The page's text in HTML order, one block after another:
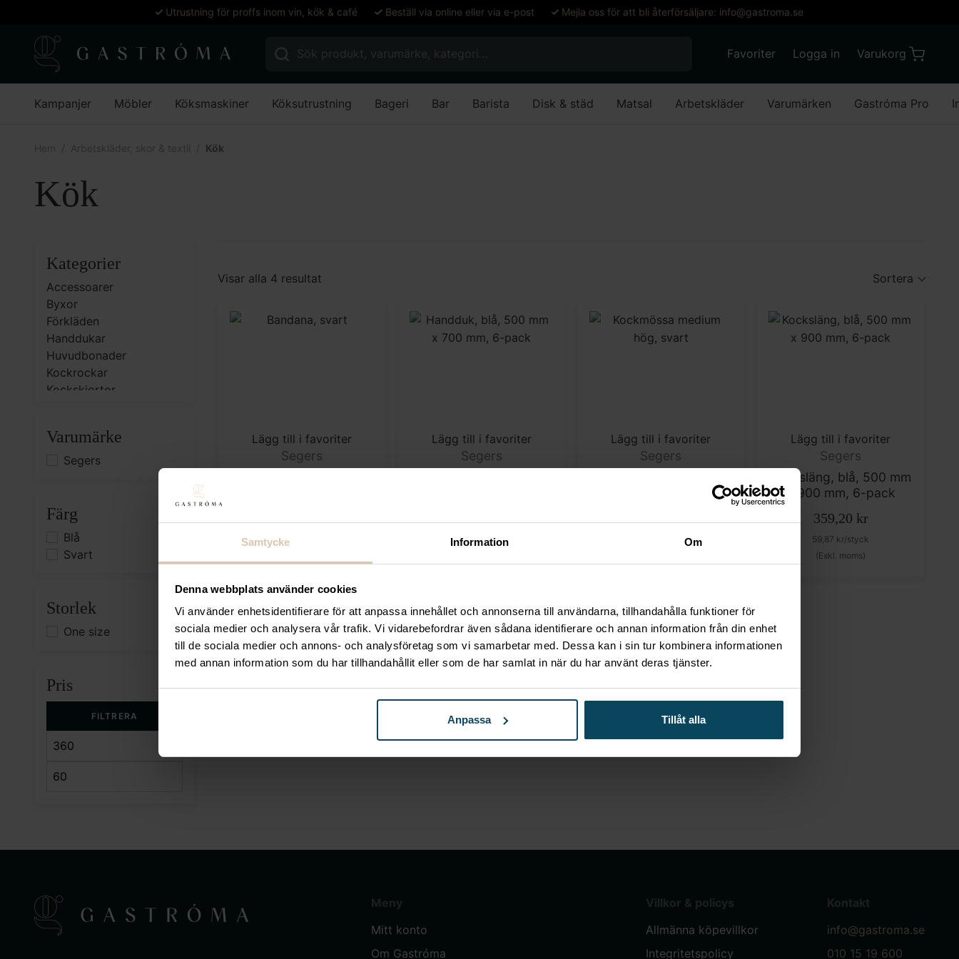
Samtycke Information Om
Denna webbplats använder cookies
Vi använder enhetsidentifierare för att anpassa innehållet och annonserna till användarna, tillhandahålla funktioner för
sociala medier och analysera vår trafik. Vi vidarebefordrar även sådana identifierare och annan information från din enhet
till de sociala medier och annons- och analysföretag som vi samarbetar med. Dessa kan i sin tur kombinera informationen
med annan information som du har tillhandahållit eller som de har samlat in när du har använt deras tjänster.
Anpassa Tillåt alla
Utrustning för proffs inom vin, kök & café Beställ via online eller via e-post Mejla oss för att bli återförsäljare: info@gastroma.se
Sök efter: När automatisk komplettering av resultat är
Favoriter
Favoriter Logga in
Mitt konto Varukorg Varukorg
Kampanjer Möbler Köksmaskiner Köksutrustning Bageri Bar Barista Disk & städ Matsal Arbetskläder Varumärken Gastróma Pro
Kök
Kök
Kategorier
Accessoarer
Byxor
Förkläden
Handdukar
Huvudbonader
Kockrockar
Kockskjortor
Varumärke
Segers
Färg
Blå
Svart
Storlek
One size
Pris
FILTRERA
Visar alla 4 resultat Sortera
Lägg till i favoriter
Segers
(Exkl. moms)
Lägg till i favoriter
Segers
57,20kr/styck
Lägg till i favoriter
Segers
(Exkl. moms)
Lägg till i favoriter
Segers
Kocksläng, blå, 500 mm
x 900 mm, 6-pack
359,20 kr
59,87 kr/styck
(Exkl. moms)
Meny
Mitt konto
Om Gastróma
Villkor & policys
Allmänna köpevillkor
Integritetspolicy
Kontakt
info@gastroma.se
010 15 19 600